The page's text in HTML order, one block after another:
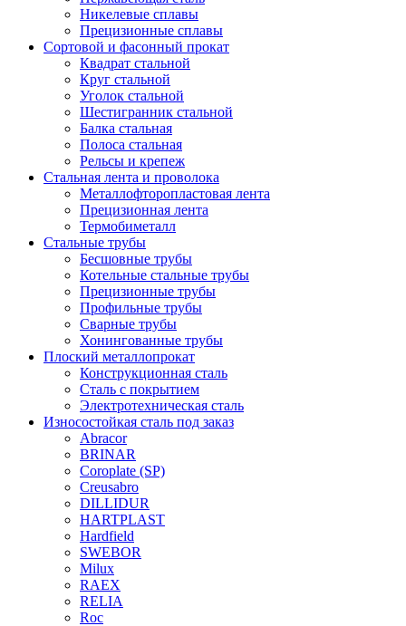
Никелевые сплавы
Прецизионные сплавы
Сортовой и фасонный прокат
Квадрат стальной
Круг стальной
Уголок стальной
Шестигранник стальной
Балка стальная
Полоса стальная
Рельсы и крепеж
Стальная лента и проволока
Металлофторопластовая лента
Прецизионная лента
Термобиметалл
Стальные трубы
Бесшовные трубы
Котельные стальные трубы
Прецизионные трубы
Профильные трубы
Сварные трубы
Хонингованные трубы
Плоский металлопрокат
Конструкционная сталь
Сталь с покрытием
Электротехническая сталь
Износостойкая сталь под заказ
Abracor
BRINAR
Coroplate (SP)
Creusabro
DILLIDUR
HARTPLAST
Hardfield
SWEBOR
Milux
RAEX
RELIA
Roc